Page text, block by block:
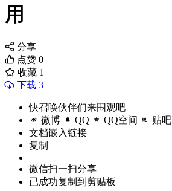
用
分享
点赞 0
收藏 1
下载 3
快召唤伙伴们来围观吧
微博 QQ QQ空间 贴吧
文档嵌入链接
复制
微信扫一扫分享
已成功复制到剪贴板